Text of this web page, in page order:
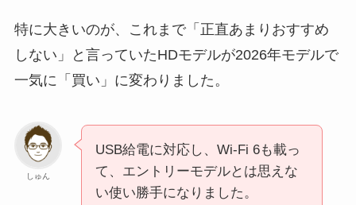
特に大きいのが、これまで「正直あまりおすすめ
しない」と言っていたHDモデルが2026年モデルで
一気に「買い」に変わりました。
しゅん
USB給電に対応し、Wi-Fi 6も載っ
て、エントリーモデルとは思えな
い使い勝手になりました。